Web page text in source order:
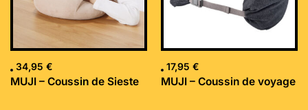
34,95 €
MUJI – Coussin de Sieste
17,95 €
MUJI – Coussin de voyage